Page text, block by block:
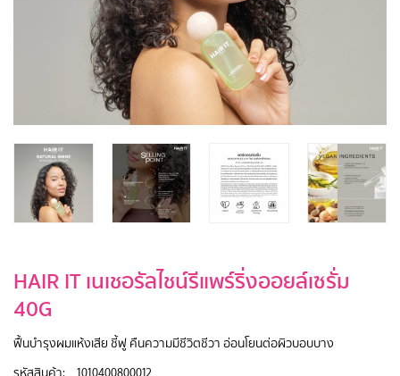
HAIR IT เนเชอรัลไชน์รีแพร์ริ่งออยล์เซรั่ม
40G
ฟื้นบำรุงผมแห้งเสีย ชี้ฟู คืนความมีชีวิตชีวา อ่อนโยนต่อผิวบอบบาง
รหัสสินค้า:
1010400800012